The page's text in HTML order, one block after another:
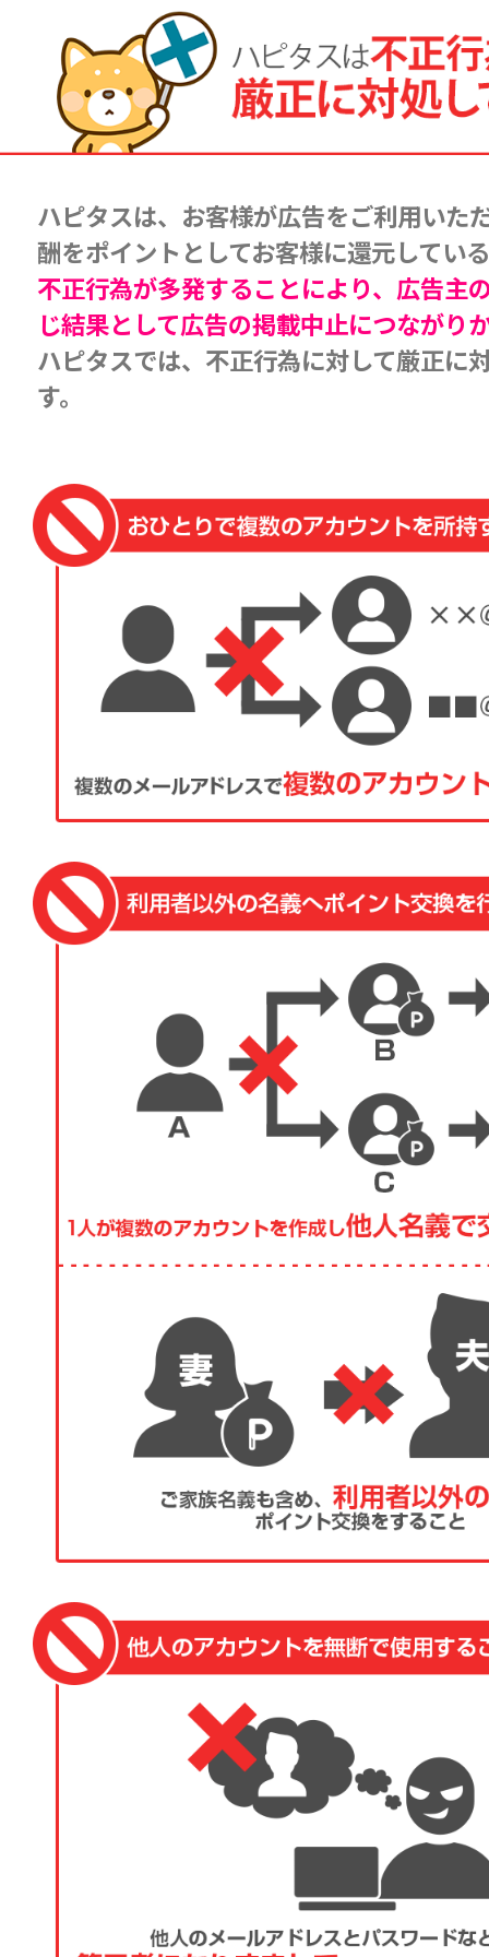
ハピタスは、お客様が広告をご利用いた
酬をポイントとしてお客様に還元してい
不正行為が多発することにより、広告主
じ結果として広告の掲載中止につながり
ハピタスでは、不正行為に対して厳正に
す。